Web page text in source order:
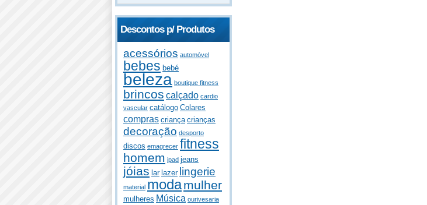
Descontos p/ Produtos
acessórios automóvel
bebes bebé
beleza boutique fitness
brincos calçado cardio
vascular catálogo Colares
compras criança crianças
decoração desporto
discos emagrecer fitness
homem ipad jeans
jóias lar lazer lingerie
material modamulher
mulheres Música ourivesaria